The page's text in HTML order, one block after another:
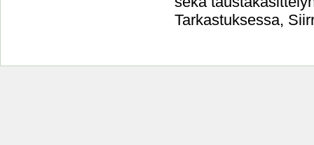
Tarkastuksessa,